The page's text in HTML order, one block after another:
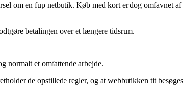
om en fup netbutik. Køb med kort er dog omfavnet af
betalingen over et længere tidsrum.
normalt et omfattende arbejde.
de opstillede regler, og at webbutikken tit besøges